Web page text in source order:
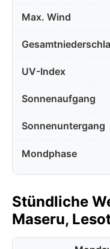
Max. Wind
UV-Index
Sonnenaufgang
Sonnenuntergang
Mondphase
Stündliche
Maseru,